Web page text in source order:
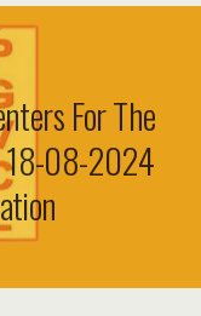
For The
18-08-2024